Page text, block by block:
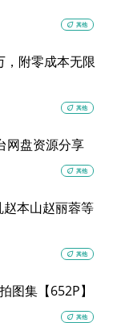
eco 其他
，附零成本无限
eco 其他
网盘资源分享
eco 其他
本山赵丽蓉等
eco 其他
图集【652P】
eco 其他